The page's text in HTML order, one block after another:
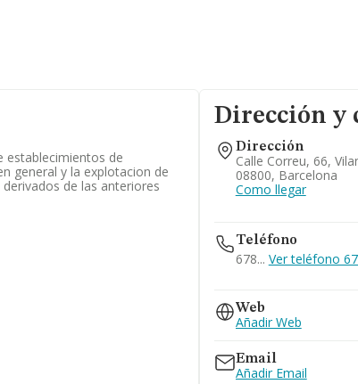
establecimientos de
general y la explotacion de
de las anteriores
Dirección y
Dirección
Calle Correu, 66,
08800, Barcelona
Como llegar
Teléfono
678... Ver teléfono
938115512
Web
Añadir Web
Email
Añadir Email